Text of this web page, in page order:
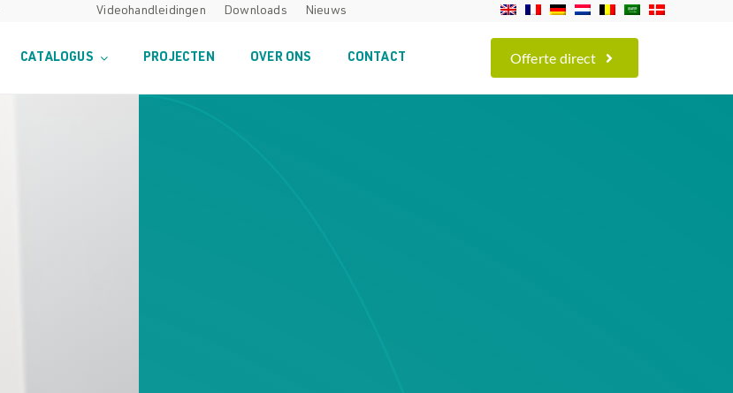
Videohandleidingen Downloads Nieuws
CATALOGUS PROJECTEN OVER ONS CONTACT Offerte direct